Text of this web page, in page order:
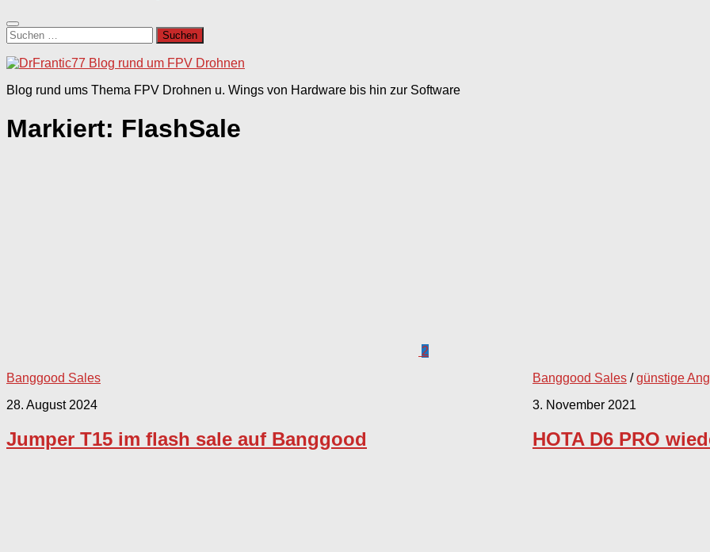
Suchen
nach:
Blog rund ums Thema FPV Drohnen u. Wings von Hardware bis hin zur Software
Markiert: FlashSale
2
Banggood Sales
28. August 2024
Jumper T15 im flash sale auf Banggood
Banggood Sales /günstige
3. November 2021
HOTA D6 PRO